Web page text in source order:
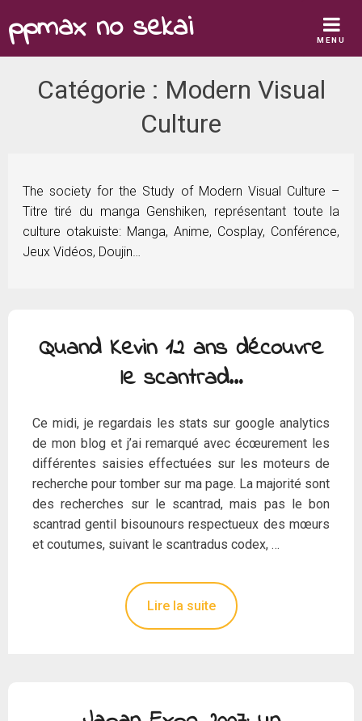
to
content
ppmax no sekai MENU
Catégorie : Modern Visual
Culture
The society for the Study of Modern Visual Culture –
Titre tiré du manga Genshiken, représentant toute la
culture otakuiste: Manga, Anime, Cosplay, Conférence,
Jeux Vidéos, Doujin…
Quand Kevin 12 ans découvre
le scantrad…
Ce midi, je regardais les stats sur google analytics
de mon blog et j’ai remarqué avec écœurement les
différentes saisies effectuées sur les moteurs de
recherche pour tomber sur ma page. La majorité sont
des recherches sur le scantrad, mais pas le bon
scantrad gentil bisounours respectueux des mœurs
et coutumes, suivant le scantradus codex, …
Lire la suite